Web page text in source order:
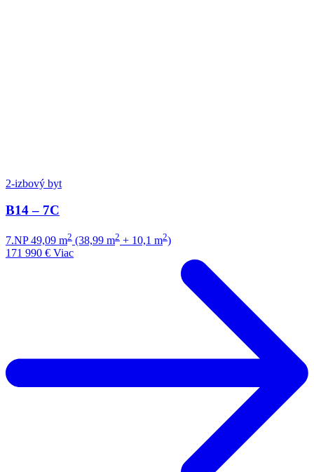
2-izbový byt
B14 – 7C
7.NP 49,09 m2 (38,99 m2 + 10,1 m2)
171 990 € Viac